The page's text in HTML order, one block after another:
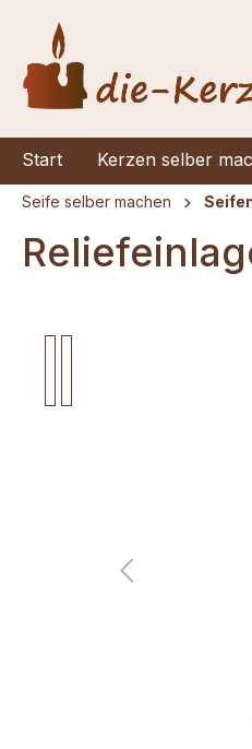
Start Kerzen selber
Seife selber machen